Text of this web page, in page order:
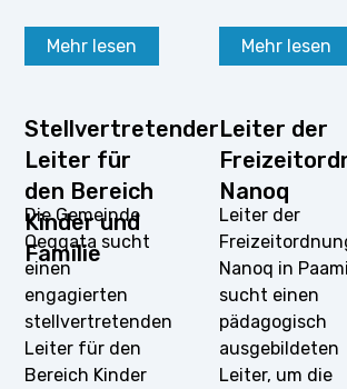
Mehr lesen Mehr lesen
Stellvertretender
Leiter für
den Bereich
Kinder und
Familie
Die Gemeinde
Qeqqata sucht
einen
engagierten
stellvertretenden
Leiter für den
Bereich Kinder
Leiter der
Nanoq
Leiter der
Nanoq in
sucht einen
pädagogisch
ausgebildeten
Leiter, um die